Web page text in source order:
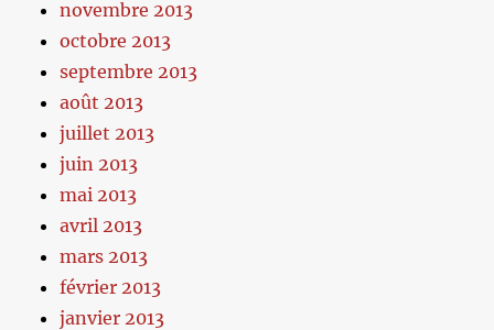
novembre 2013
octobre 2013
septembre 2013
août 2013
juillet 2013
juin 2013
mai 2013
avril 2013
mars 2013
février 2013
janvier 2013